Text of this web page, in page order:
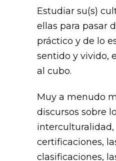
Estudiar su(s)
ellas para pasar
práctico y de lo
sentido y vivido,
al cubo.
Muy a menudo
discursos sobre
interculturalidad,
certificaciones,
clasificaciones,